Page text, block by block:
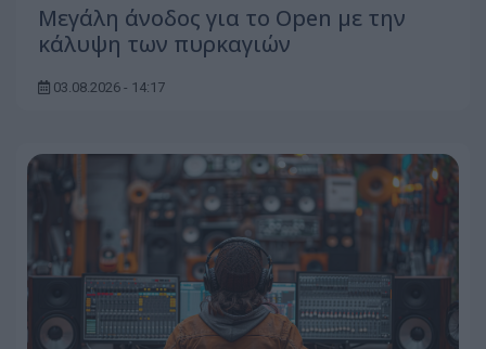
Μεγάλη άνοδος για το Open με την
κάλυψη των πυρκαγιών
03.08.2026 - 14:17